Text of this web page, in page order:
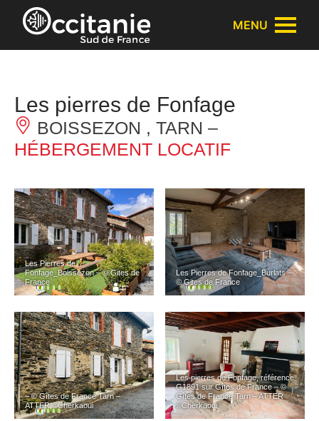
Panneau de gestion des cookies
MENU
Les pierres de Fonfage
BOISSEZON , TARN –
HÉBERGEMENT LOCATIF
Les Pierres de
Fonfage_Boissezon – © Gites de
France
Les Pierres de Fonfage_Burlats –
© Gites de France
– © Gîtes de France Tarn –
ATTER ©Cherkaoui
Les pierres de Fonfage, référence
G1891 sur Gîtes de France – ©
Gîtes de France Tarn – ATTER
©Cherkaoui